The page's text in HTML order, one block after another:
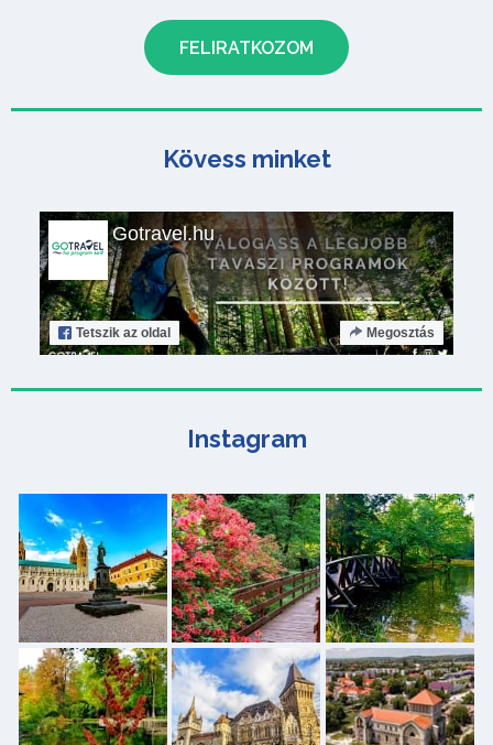
Kövess minket
Gotravel.hu
Tetszik az oldal Megosztás
Instagram